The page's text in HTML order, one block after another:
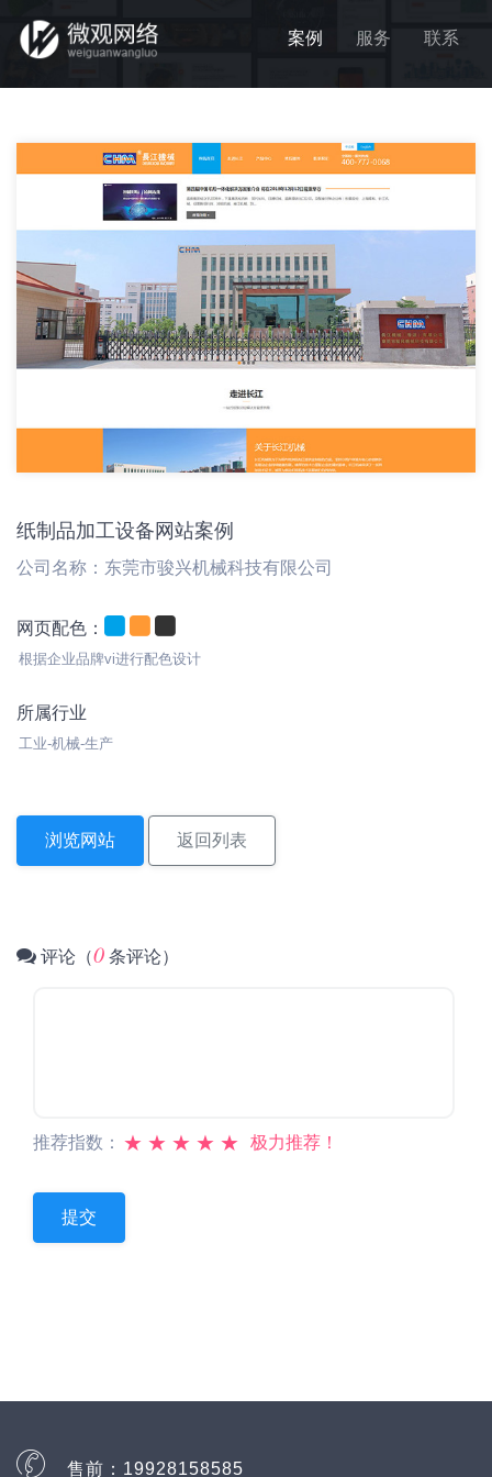
案例 服务 联系
纸制品加工设备网站案例
公司名称：东莞市骏兴机械科技有限公司
网页配色：
根据企业品牌vi进行配色设计
所属行业
工业-机械-生产
浏览网站 返回列表
评论（0 条评论）
推荐指数： ★ ★ ★ ★ ★ 极力推荐！
售前： 19928158585